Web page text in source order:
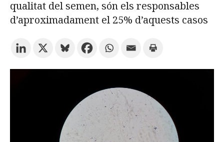
Subscriu-te als butlletins de la URV Agenda
qualitat del semen, són els responsables
d’aproximadament el 25% d’aquests casos